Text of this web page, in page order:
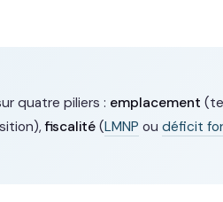
quatre piliers : emplacement
fiscalité (LMNP ou déficit